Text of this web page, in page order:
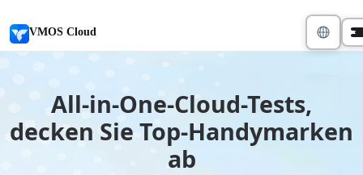
VMOS Cloud
All-in-One-Cloud-Tests,
decken Sie Top-Handymarken
ab